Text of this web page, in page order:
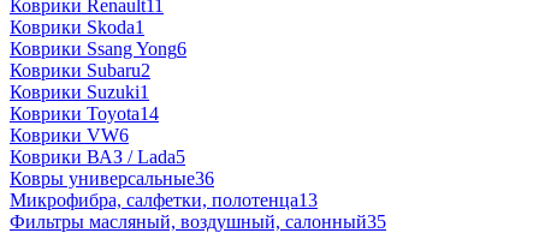
Коврики Renault11
Коврики Skoda1
Коврики Ssang Yong6
Коврики Subaru2
Коврики Suzuki1
Коврики Toyota14
Коврики VW6
Коврики ВАЗ / Lada5
Ковры универсальные36
Микрофибра, салфетки, полотенца13
Фильтры масляный, воздушный, салонный35